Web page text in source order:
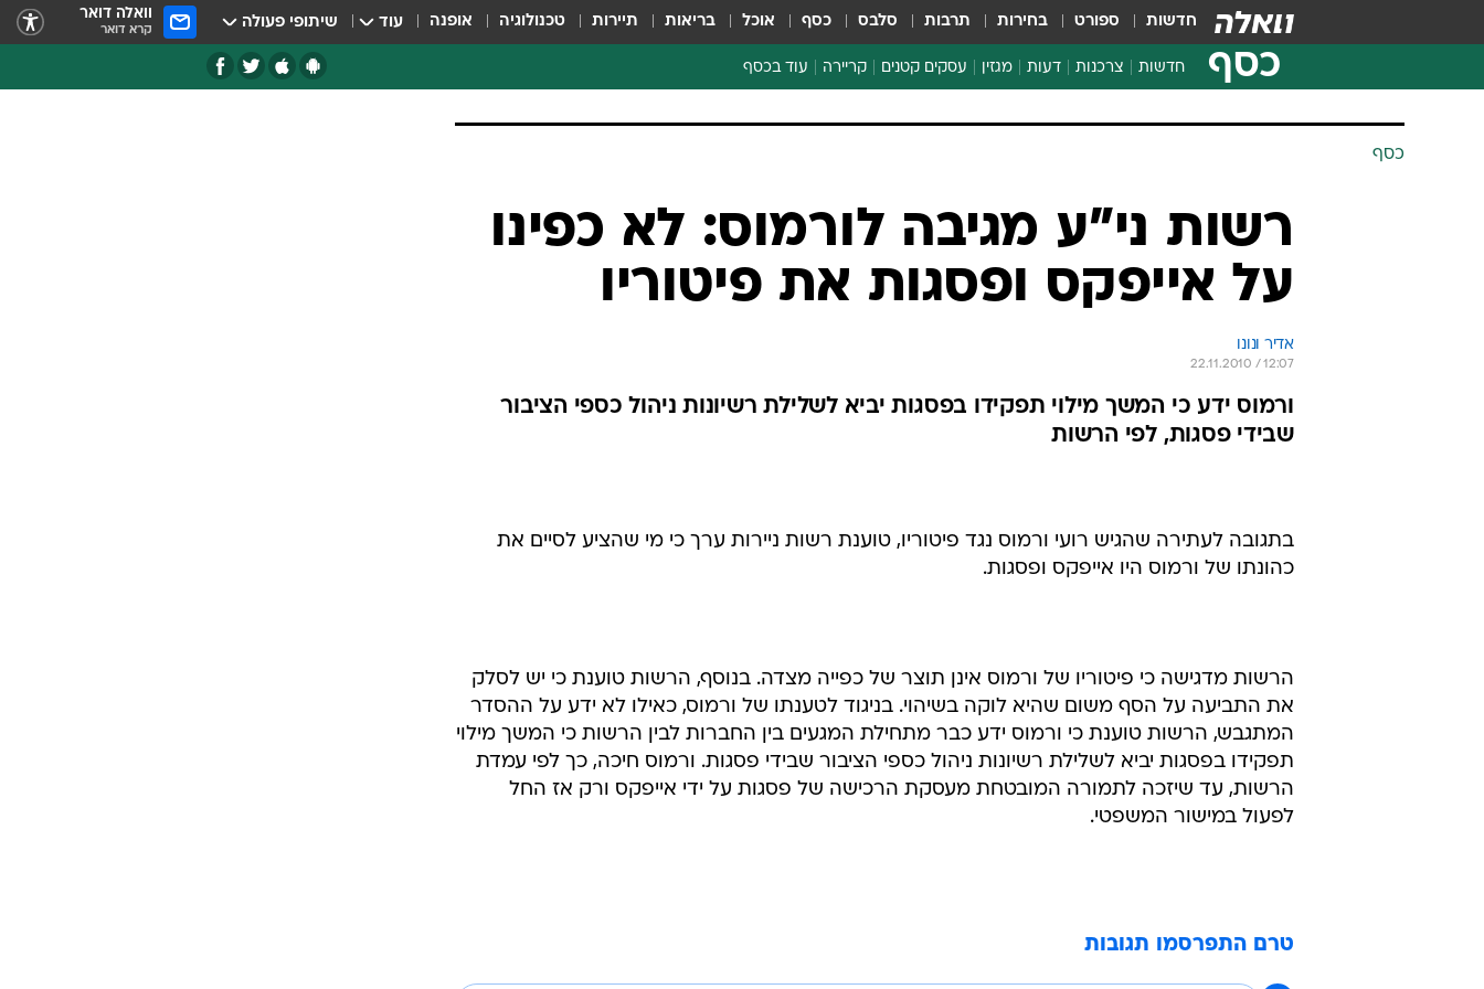
חדשות ספורט בחירות תרבות סלבס כסף אוכל בריאות תיירות טכנולוגיה אופנה עוד שיתופי פעולה וואלה דואר
קרא דואר
כסף חדשות צרכנות
השוואת מחירים
צרכנות פיננסית
דעות מגזין עסקים קטנים קריירה עוד בכסף
ספורט ביזנס
כסף
רשות ני"ע מגיבה לורמוס: לא כפינו
על אייפקס ופסגות את פיטוריו
אדיר ונונו
22.11.2010 / 12:07
ורמוס ידע כי המשך מילוי תפקידו בפסגות יביא לשלילת רשיונות ניהול כספי הציבור
שבידי פסגות, לפי הרשות
בתגובה לעתירה שהגיש רועי ורמוס נגד פיטוריו, טוענת רשות ניירות ערך כי מי שהציע לסיים את
כהונתו של ורמוס היו אייפקס ופסגות.
הרשות מדגישה כי פיטוריו של ורמוס אינן תוצר של כפייה מצדה. בנוסף, הרשות טוענת כי יש לסלק
את התביעה על הסף משום שהיא לוקה בשיהוי. בניגוד לטענתו של ורמוס, כאילו לא ידע על ההסדר
המתגבש, הרשות טוענת כי ורמוס ידע כבר מתחילת המגעים בין החברות לבין הרשות כי המשך מילוי
תפקידו בפסגות יביא לשלילת רשיונות ניהול כספי הציבור שבידי פסגות. ורמוס חיכה, כך לפי עמדת
הרשות, עד שיזכה לתמורה המובטחת מעסקת הרכישה של פסגות על ידי אייפקס ורק אז החל
לפעול במישור המשפטי.
טרם התפרסמו תגובות